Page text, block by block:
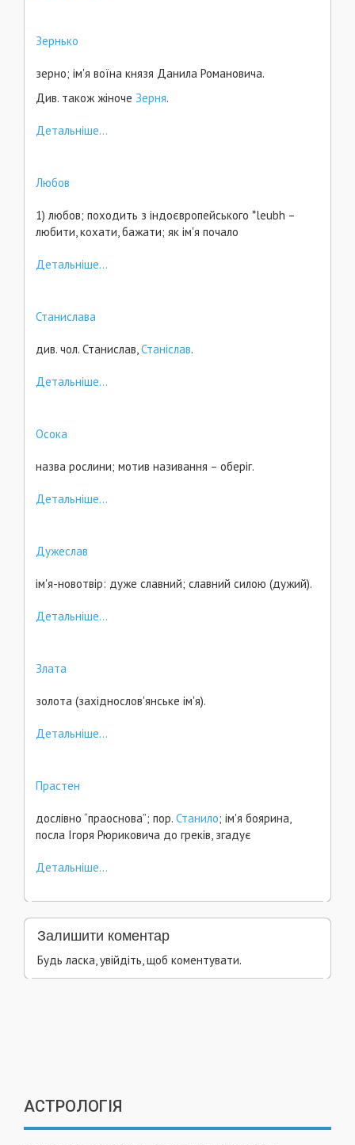
Зернько
зерно; ім'я воїна князя Данила Романовича.
Див. також жіноче Зерня.
Детальніше...
Любов
1) любов; походить з індоєвропейського *leubh –
любити, кохати, бажати; як ім'я почало
Детальніше...
Станислава
див. чол. Станислав,Станіслав.
Детальніше...
Осока
назва рослини; мотив називання – оберіг.
Детальніше...
Дужеслав
ім'я-новотвір: дуже славний; славний силою (дужий).
Детальніше...
Злата
золота (західнослов'янське ім'я).
Детальніше...
Прастен
дослівно “праоснова”; пор. Станило; ім'я боярина,
посла Ігоря Рюриковича до греків, згадує
Детальніше...
Залишити коментар
Будь ласка, увійдіть, щоб коментувати.
АСТРОЛОГІЯ